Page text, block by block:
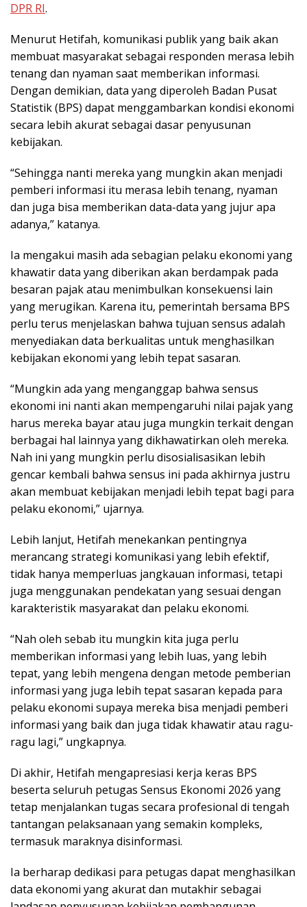
DPR RI.
Menurut Hetifah, komunikasi publik yang baik akan
membuat masyarakat sebagai responden merasa lebih
tenang dan nyaman saat memberikan informasi.
Dengan demikian, data yang diperoleh Badan Pusat
Statistik (BPS) dapat menggambarkan kondisi ekonomi
secara lebih akurat sebagai dasar penyusunan
kebijakan.
“Sehingga nanti mereka yang mungkin akan menjadi
pemberi informasi itu merasa lebih tenang, nyaman
dan juga bisa memberikan data-data yang jujur apa
adanya,” katanya.
Ia mengakui masih ada sebagian pelaku ekonomi yang
khawatir data yang diberikan akan berdampak pada
besaran pajak atau menimbulkan konsekuensi lain
yang merugikan. Karena itu, pemerintah bersama BPS
perlu terus menjelaskan bahwa tujuan sensus adalah
menyediakan data berkualitas untuk menghasilkan
kebijakan ekonomi yang lebih tepat sasaran.
“Mungkin ada yang menganggap bahwa sensus
ekonomi ini nanti akan mempengaruhi nilai pajak yang
harus mereka bayar atau juga mungkin terkait dengan
berbagai hal lainnya yang dikhawatirkan oleh mereka.
Nah ini yang mungkin perlu disosialisasikan lebih
gencar kembali bahwa sensus ini pada akhirnya justru
akan membuat kebijakan menjadi lebih tepat bagi para
pelaku ekonomi,” ujarnya.
Lebih lanjut, Hetifah menekankan pentingnya
merancang strategi komunikasi yang lebih efektif,
tidak hanya memperluas jangkauan informasi, tetapi
juga menggunakan pendekatan yang sesuai dengan
karakteristik masyarakat dan pelaku ekonomi.
“Nah oleh sebab itu mungkin kita juga perlu
memberikan informasi yang lebih luas, yang lebih
tepat, yang lebih mengena dengan metode pemberian
informasi yang juga lebih tepat sasaran kepada para
pelaku ekonomi supaya mereka bisa menjadi pemberi
informasi yang baik dan juga tidak khawatir atau ragu-
ragu lagi,” ungkapnya.
Di akhir, Hetifah mengapresiasi kerja keras BPS
beserta seluruh petugas Sensus Ekonomi 2026 yang
tetap menjalankan tugas secara profesional di tengah
tantangan pelaksanaan yang semakin kompleks,
termasuk maraknya disinformasi.
Ia berharap dedikasi para petugas dapat menghasilkan
data ekonomi yang akurat dan mutakhir sebagai